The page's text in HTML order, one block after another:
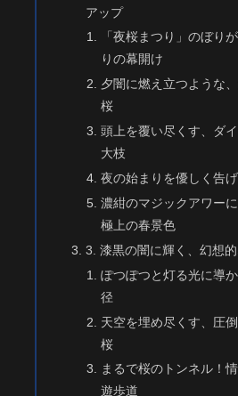
アップ
「夜桜まつり」のぼり
りの幕開け
夕闇に燃え立つような
桜
頭上を覆い尽くす、ダ
大枝
夜の始まりを優しく告
濃紺のマジックアワーに
極上の春景色
3. 漆黒の闇に輝く、幻想
ぽつぽつと灯る光に導
径
天空を埋め尽くす、圧
桜
まるで桜のトンネル！
遊歩道